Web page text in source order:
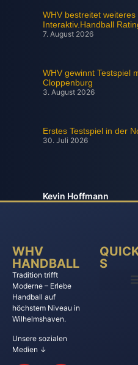
WHV bestreitet weiteres
Interaktiv.Handball
7. August 2026
WHV gewinnt Testspiel
Cloppenburg
3. August 2026
Erstes Testspiel in der
30. Juli 2026
Kevin Hoffmann
WHV
HANDBALL
Tradition trifft
Moderne – Erlebe
Handball auf
höchstem Niveau in
Wilhelmshaven.
Unsere sozialen
Medien ↓
S